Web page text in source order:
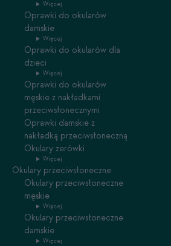
Więcej
Oprawki do okularów
damskie
Więcej
Oprawki do okularów dla
dzieci
Więcej
Oprawki do okularów
męskie z nakładkami
przeciwsłonecznymi
Oprawki damskie z
nakładką przeciwsłoneczną
Okulary zerówki
Więcej
Okulary przeciwsłoneczne
Okulary przeciwsłoneczne
męskie
Więcej
Okulary przeciwsłoneczne
damskie
Więcej